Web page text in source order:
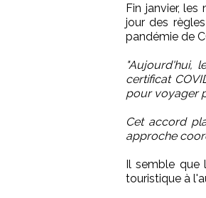
Fin janvier,
jour des
pandémie de
"Aujourd'hui,
certificat
pour voyager
Cet accord
approche
Il semble que
touristique à